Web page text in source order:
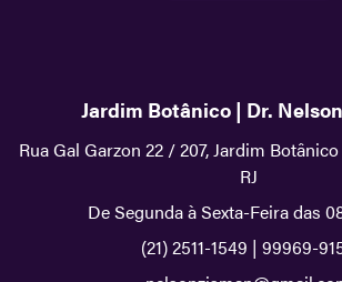
Jardim Botânico | Dr.
Rua Gal Garzon 22 / 207, Jardim
RJ
De Segunda à Sexta-Feira das
(21) 2511-1549 | 99969-